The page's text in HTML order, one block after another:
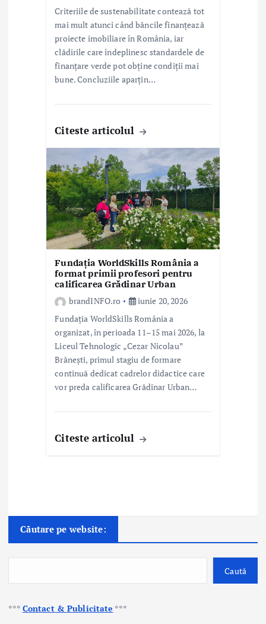
Criteriile de sustenabilitate contează tot
mai mult atunci când băncile finanțează
proiecte imobiliare în România, iar
clădirile care îndeplinesc standardele de
finanțare verde pot obține condiții mai
bune. Concluziile aparțin…
Citeste articolul
Fundația WorldSkills România a
format primii profesori pentru
calificarea Grădinar Urban
brandINFO.ro
iunie 20, 2026
Fundația WorldSkills România a
organizat, în perioada 11–15 mai 2026, la
Liceul Tehnologic „Cezar Nicolau”
Brănești, primul stagiu de formare
continuă dedicat cadrelor didactice care
vor preda calificarea Grădinar Urban…
Citeste articolul
Căutare pe website:
Caută
*** Contact & Publicitate ***